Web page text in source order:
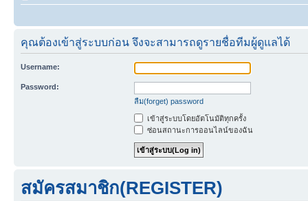
คุณต้องเข้าสู่ระบบก่อน จึงจะสามารถดูรายชื่อทีมผู้ดูแลได้
Username:
Password:
ลืม(forget) password
เข้าสู่ระบบโดยอัตโนมัติทุกครั้ง
ซ่อนสถานะการออนไลน์ของฉัน
สมัครสมาชิก(REGISTER)